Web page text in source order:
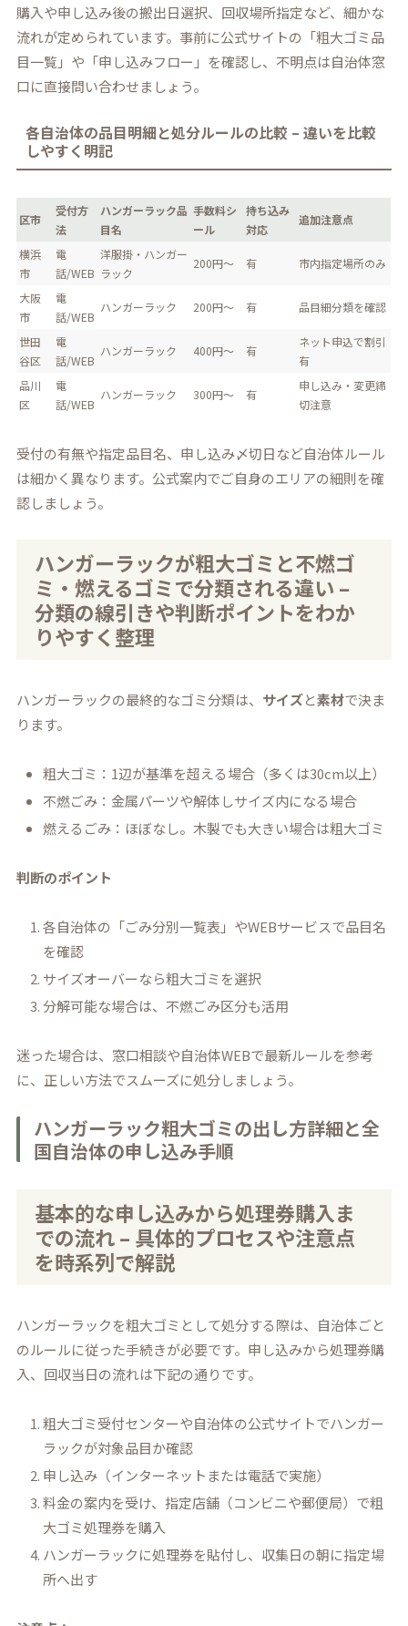
購入や申し込み後の搬出日選択、回収場所指定など、細かな
流れが定められています。事前に公式サイトの「粗大ゴミ品
目一覧」や「申し込みフロー」を確認し、不明点は自治体窓
口に直接問い合わせましょう。
各自治体の品目明細と処分ルールの比較 – 違いを比較
しやすく明記
区市
受付方
法
ハンガーラック品
目名
手数料シ
ール
持ち込み
対応
追加注意点
横浜
市
電
話/WEB
洋服掛・ハンガー
ラック
200円～ 有 市内指定場所のみ
大阪
市
電
話/WEB
ハンガーラック 200円～ 有 品目細分類を確認
世田
谷区
電
話/WEB
ハンガーラック 400円～ 有
ネット申込で割引
有
品川
区
電
話/WEB
ハンガーラック 300円～ 有
申し込み・変更締
切注意
受付の有無や指定品目名、申し込み〆切日など自治体ルール
は細かく異なります。公式案内でご自身のエリアの細則を確
認しましょう。
ハンガーラックが粗大ゴミと不燃ゴ
ミ・燃えるゴミで分類される違い –
分類の線引きや判断ポイントをわか
りやすく整理
ハンガーラックの最終的なゴミ分類は、 サイズと素材で決ま
ります。
粗大ゴミ：1辺が基準を超える場合（多くは30cm以上）
不燃ごみ：金属パーツや解体しサイズ内になる場合
燃えるごみ：ほぼなし。木製でも大きい場合は粗大ゴミ
判断のポイント
各自治体の「ごみ分別一覧表」やWEBサービスで品目名
を確認
サイズオーバーなら粗大ゴミを選択
分解可能な場合は、不燃ごみ区分も活用
迷った場合は、窓口相談や自治体WEBで最新ルールを参考
に、正しい方法でスムーズに処分しましょう。
ハンガーラック粗大ゴミの出し方詳細と全
国自治体の申し込み手順
基本的な申し込みから処理券購入ま
での流れ – 具体的プロセスや注意点
を時系列で解説
ハンガーラックを粗大ゴミとして処分する際は、自治体ごと
のルールに従った手続きが必要です。申し込みから処理券購
入、回収当日の流れは下記の通りです。
粗大ゴミ受付センターや自治体の公式サイトでハンガー
ラックが対象品目か確認
申し込み（インターネットまたは電話で実施）
料金の案内を受け、指定店舗（コンビニや郵便局）で粗
大ゴミ処理券を購入
ハンガーラックに処理券を貼付し、収集日の朝に指定場
所へ出す